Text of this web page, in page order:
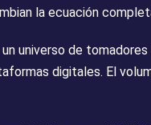
la ecuación
universo de
digitales. El